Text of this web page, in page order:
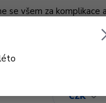
se všem za
CZK